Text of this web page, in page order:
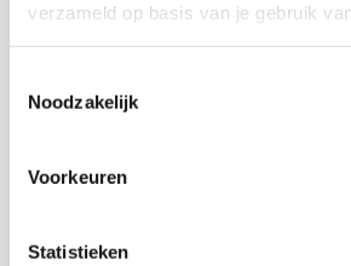
verzameld op basis van je gebruik
Noodzakelijk
Voorkeuren
Statistieken
Volg ons ook op social
187K
volgers
Volgen